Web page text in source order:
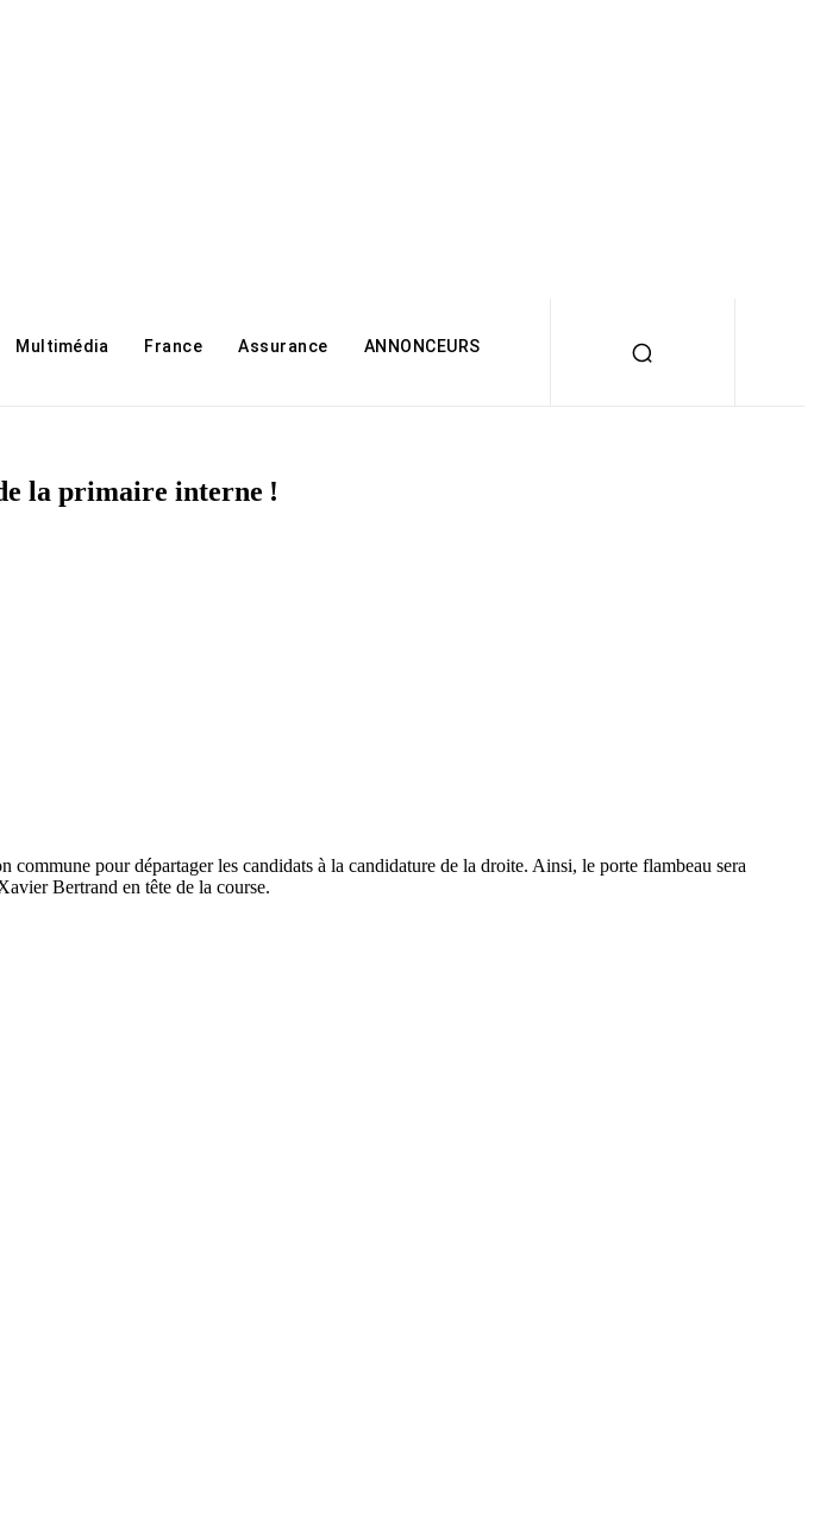
Multimédia France Assurance ANNONCEURS
la primaire interne !
pour départager les candidats à la candidature de la droite. Ainsi, le porte flambeau sera
Bertrand en tête de la course.